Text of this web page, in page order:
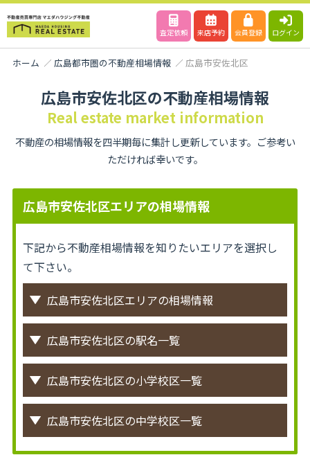
査定依頼 来店予約 会員登録 ログイン
ホーム 広島都市圏の不動産相場情報 広島市安佐北区
広島市安佐北区の不動産相場情報
Real estate market information
不動産の相場情報を四半期毎に集計し更新しています。ご参考い
ただければ幸いです。
広島市安佐北区エリアの相場情報
下記から不動産相場情報を知りたいエリアを選択し
て下さい。
広島市安佐北区エリアの相場情報
広島市安佐北区の駅名一覧
広島市安佐北区の小学校区一覧
広島市安佐北区の中学校区一覧